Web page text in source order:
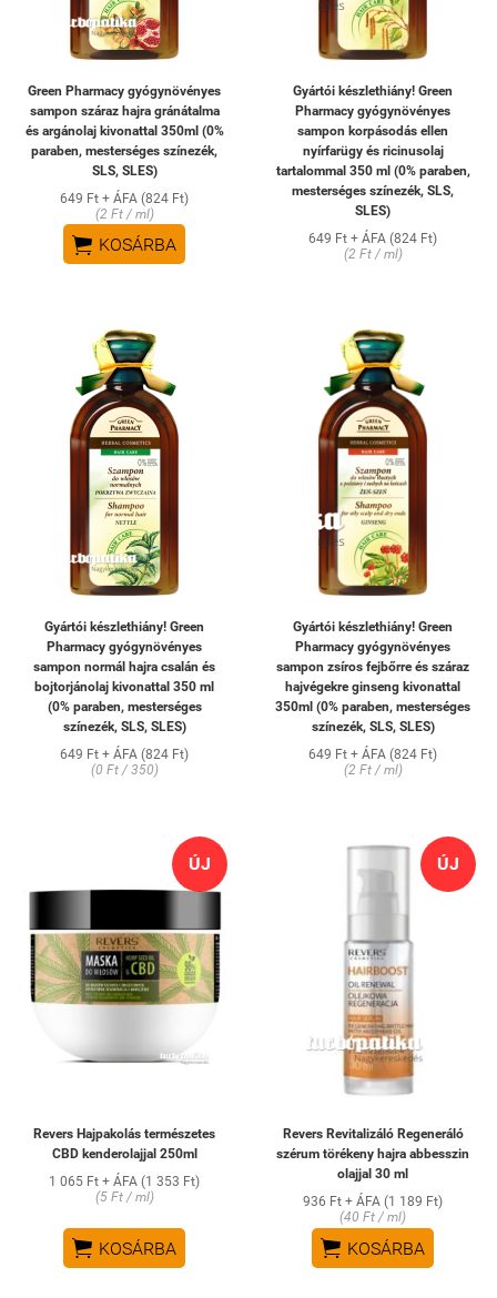
Green Pharmacy gyógynövényes
sampon száraz hajra gránátalma
és argánolaj kivonattal 350ml (0%
paraben, mesterséges színezék,
SLS, SLES)
649 Ft + ÁFA (824 Ft)
(2 Ft / ml)
 KOSÁRBA
Gyártói készlethiány! Green
Pharmacy gyógynövényes
sampon korpásodás ellen
nyírfarügy és ricinusolaj
tartalommal 350 ml (0% paraben,
mesterséges színezék, SLS,
SLES)
649 Ft + ÁFA (824 Ft)
(2 Ft / ml)
Gyártói készlethiány! Green
Pharmacy gyógynövényes
sampon normál hajra csalán és
bojtorjánolaj kivonattal 350 ml
(0% paraben, mesterséges
színezék, SLS, SLES)
649 Ft + ÁFA (824 Ft)
(0 Ft / 350)
Gyártói készlethiány! Green
Pharmacy gyógynövényes
sampon zsíros fejbőrre és száraz
hajvégekre ginseng kivonattal
350ml (0% paraben, mesterséges
színezék, SLS, SLES)
649 Ft + ÁFA (824 Ft)
(2 Ft / ml)
ÚJ
Revers Hajpakolás természetes
CBD kenderolajjal 250ml
1 065 Ft + ÁFA (1 353 Ft)
(5 Ft / ml)
 KOSÁRBA
ÚJ
Revers Revitalizáló Regeneráló
szérum törékeny hajra abbesszin
olajjal 30 ml
936 Ft + ÁFA (1 189 Ft)
(40 Ft / ml)
 KOSÁRBA